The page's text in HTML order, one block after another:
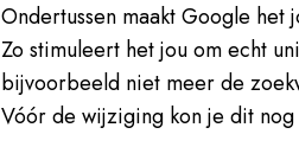
Ondertussen maakt Google
Zo stimuleert het jou om echt
bijvoorbeeld niet meer de
Vóór de wijziging kon je dit